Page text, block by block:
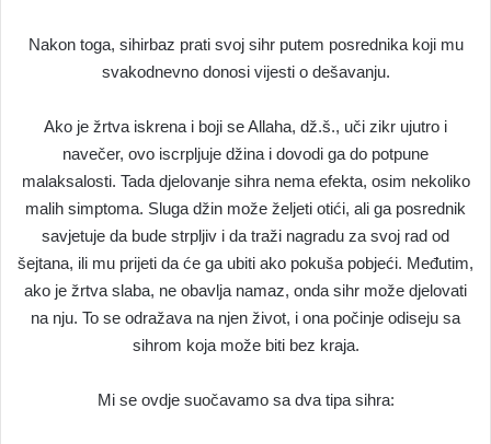
Nakon toga, sihirbaz prati svoj sihr putem posrednika koji mu
svakodnevno donosi vijesti o dešavanju.
Ako je žrtva iskrena i boji se Allaha, dž.š., uči zikr ujutro i
navečer, ovo iscrpljuje džina i dovodi ga do potpune
malaksalosti. Tada djelovanje sihra nema efekta, osim nekoliko
malih simptoma. Sluga džin može željeti otići, ali ga posrednik
savjetuje da bude strpljiv i da traži nagradu za svoj rad od
šejtana, ili mu prijeti da će ga ubiti ako pokuša pobjeći. Međutim,
ako je žrtva slaba, ne obavlja namaz, onda sihr može djelovati
na nju. To se odražava na njen život, i ona počinje odiseju sa
sihrom koja može biti bez kraja.
Mi se ovdje suočavamo sa dva tipa sihra: